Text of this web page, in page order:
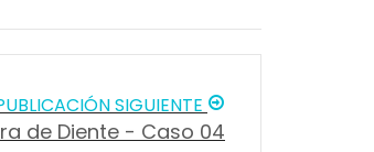
SIGUIENTE
de Diente - Caso 04